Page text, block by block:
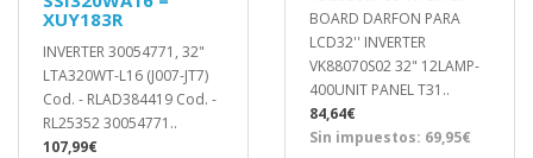
XUY183R
INVERTER 30054771, 32"
LTA320WT-L16 (J007-JT7)
Cod. - RLAD384419 Cod. -
RL25352 30054771..
107,99€
BOARD DARFON PARA
LCD32'' INVERTER
VK88070S02 32" 12LAMP-
400UNIT PANEL T31..
84,64€
Sin impuestos: 69,95€